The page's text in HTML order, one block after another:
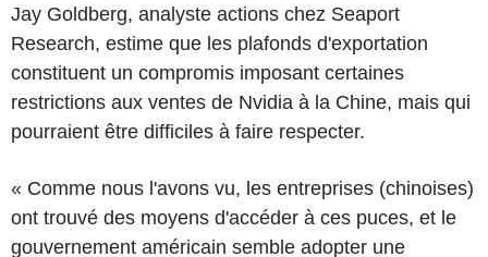
Jay Goldberg, analyste actions chez Seaport
Research, estime que les plafonds d'exportation
constituent un compromis imposant certaines
restrictions aux ventes de Nvidia à la Chine, mais qui
pourraient être difficiles à faire respecter.
« Comme nous l'avons vu, les entreprises (chinoises)
ont trouvé des moyens d'accéder à ces puces, et le
gouvernement américain semble adopter une